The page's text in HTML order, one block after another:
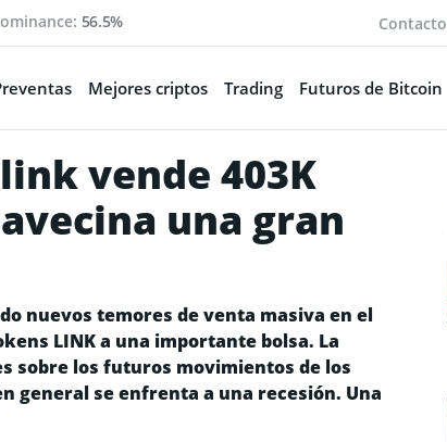
56.5% Contacto
Mejores criptos Trading Futuros de Bitcoin
vende 403K
una gran
nuevos temores de venta masiva en el
LINK a una importante bolsa. La
sobre los futuros movimientos de los
general se enfrenta a una recesión. Una